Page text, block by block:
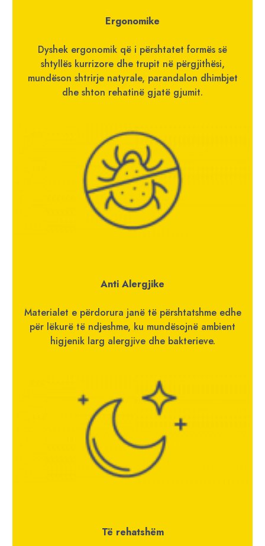
Ergonomike
Dyshek ergonomik që i përshtatet formës së
shtyllës kurrizore dhe trupit në përgjithësi,
mundëson shtrirje natyrale, parandalon dhimbjet
dhe shton rehatinë gjatë gjumit.
Anti Alergjike
Materialet e përdorura janë të përshtatshme edhe
për lëkurë të ndjeshme, ku mundësojnë ambient
higjenik larg alergjive dhe bakterieve.
Të rehatshëm